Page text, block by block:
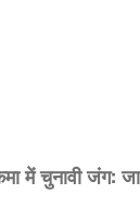
में चुनावी जंग: